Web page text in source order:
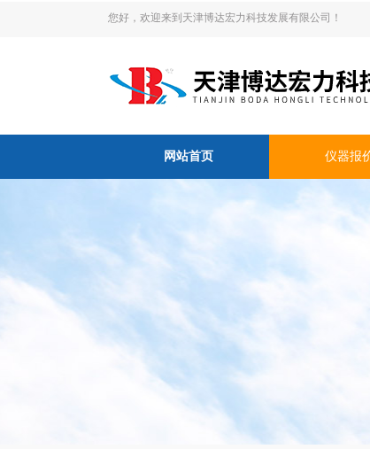
您好，欢迎来到天津博达宏力科技发展有限公司！
网站首页 仪器报